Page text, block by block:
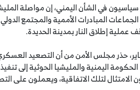
في الشأن اليمني، إن مواصلة
المبادرات الأممية والمجتمع
إطلاق النار بمدينة الحديدة.
30 يناير، حذر مجلس الأمن من أن
الحكومة اليمنية والمليشيا الحوثية إلى
الامتثال لتلك الاتفاقية، ويعملون على